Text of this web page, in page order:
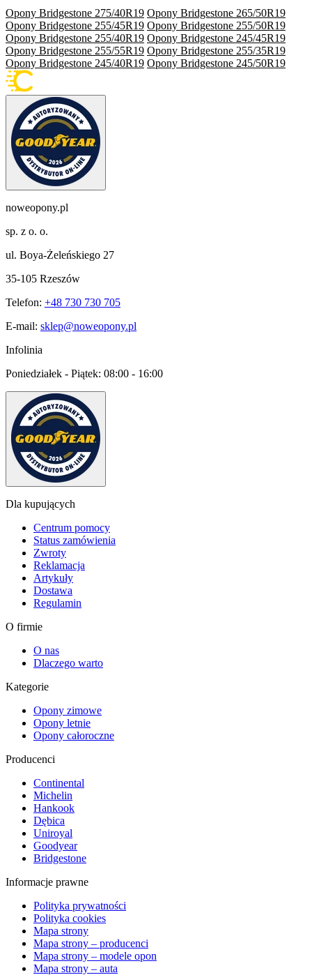
Opony Bridgestone 275/40R19 Opony Bridgestone 265/50R19
Opony Bridgestone 255/45R19 Opony Bridgestone 255/50R19
Opony Bridgestone 255/40R19 Opony Bridgestone 245/45R19
Opony Bridgestone 255/55R19 Opony Bridgestone 255/35R19
Opony Bridgestone 245/40R19 Opony Bridgestone 245/50R19
noweopony.pl
sp. z o. o.
ul. Boya-Żeleńskiego 27
35-105 Rzeszów
Telefon: +48 730 730 705
E-mail: sklep@noweopony.pl
Infolinia
Poniedziałek - Piątek: 08:00 - 16:00
Dla kupujących
Centrum pomocy
Status zamówienia
Zwroty
Reklamacja
Artykuły
Dostawa
Regulamin
O firmie
O nas
Dlaczego warto
Kategorie
Opony zimowe
Opony letnie
Opony całoroczne
Producenci
Continental
Michelin
Hankook
Dębica
Uniroyal
Goodyear
Bridgestone
Informacje prawne
Polityka prywatności
Polityka cookies
Mapa strony
Mapa strony – producenci
Mapa strony – modele opon
Mapa strony – auta